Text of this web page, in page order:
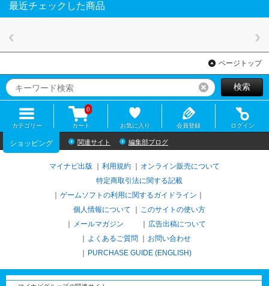
最近チェックした商品
ページトップ
リセット検索
カテゴリー カート
0
お気に入り 会員登録 ログイン
ショッピング 関連サイト 編集部ブログ
マイナビ出版 利用規約
オンライン販売について
特定商取引法に関する記載
ゲームソフトの利用に関するガイドライン
個人情報について
このサイトの使い方
メールマガジン
広告出稿について
よくあるご質問
お問い合わせ
PURCHASE GUIDE (ENGLISH)